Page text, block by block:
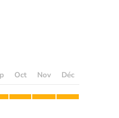
Oct Nov Déc